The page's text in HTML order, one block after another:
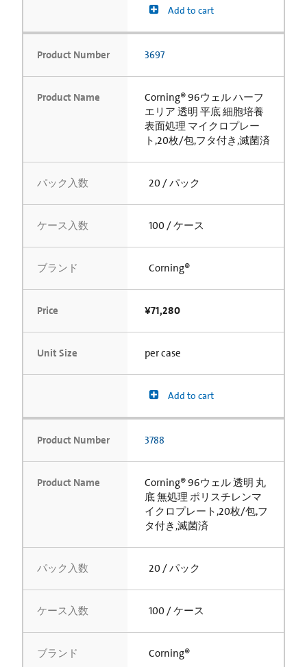
Add to cart
Product Number 3697
Product Name
Corning® 96ウェル ハーフ
エリア 透明 平底 細胞培養
表面処理 マイクロプレー
ト,20枚/包,フタ付き,滅菌済
パック入数 20 / パック
ケース入数 100 / ケース
ブランド Corning®
Price ¥71,280
Unit Size per case
Add to cart
Product Number 3788
Product Name
Corning® 96ウェル 透明 丸
底 無処理 ポリスチレンマ
イクロプレート,20枚/包,フ
タ付き,滅菌済
パック入数 20 / パック
ケース入数 100 / ケース
ブランド Corning®